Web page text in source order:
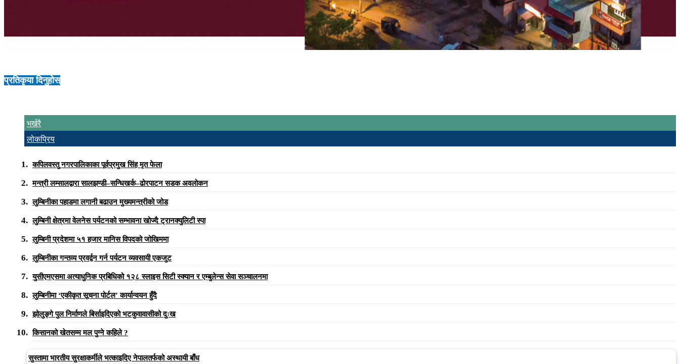
प्रतिकृया दिनुहोस्
भर्खरै
लोकप्रिय
कपिलवस्तु नगरपालिकाका पूर्वप्रमुख सिंह मृत फेला
मन्त्री लम्सालद्वारा सालझण्डी–सन्धिखर्क–ढोरपाटन सडक अवलोकन
लुम्बिनीका पहाडमा लगानी बढाउन मुख्यमन्त्रीको जोड
लुम्बिनी क्षेत्रमा वेलनेस पर्यटनको सम्भावना खोज्दै ट्रानक्युलिटी स्पा
लुम्बिनी प्रदेशमा ५१ हजार मानिस विपदको जोखिममा
लुम्बिनीका गन्तव्य प्रवर्द्वन गर्न पर्यटन व्यवसायी एकजुट
युसीएमएसमा अत्याधुनिक प्रबिधिको १२८ स्लाइस सिटी स्क्यान र एम्बुलेन्स सेवा सञ्चालनमा
लुम्बिनीमा ‘एकीकृत सूचना पोर्टल’ कार्यान्वयन हुँदै
झोलुङ्गे पुल निर्माणले बिर्साइदिएको भटकुवावासीको दुःख
किसानको खेतसम्म मल पुग्ने कहिले ?
सुस्तामा भारतीय सुरक्षाकर्मीले भत्काइदिए नेपालतर्फको अस्थायी बाँध